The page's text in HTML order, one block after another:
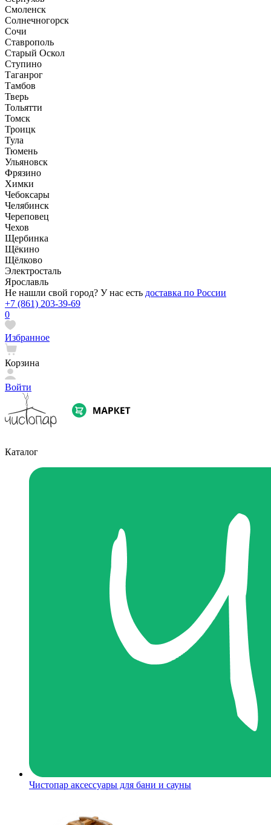
Смоленск
Солнечногорск
Сочи
Ставрополь
Старый Оскол
Ступино
Таганрог
Тамбов
Тверь
Тольятти
Томск
Троицк
Тула
Тюмень
Ульяновск
Фрязино
Химки
Чебоксары
Челябинск
Череповец
Чехов
Щербинка
Щёкино
Щёлково
Электросталь
Ярославль
Не нашли свой город? У нас есть доставка по России
+7 (861) 203-39-69
0
Избранное
Корзина
Войти
Каталог
Чистопар аксессуары для бани и сауны